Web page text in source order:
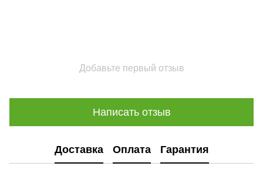
Добавьте первый отзыв
Написать отзыв
Доставка Оплата Гарантия